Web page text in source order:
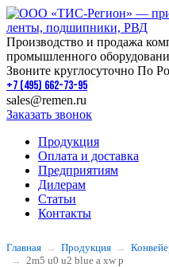
Производство и продажа
промышленного
Звоните круглосуточно По
+7 (495) 662-73-95
sales@remen.ru
Заказать звонок
Продукция
Оплата и доставка
Предприятиям
Дилерам
Статьи
Контакты
Главная Продукция
2m5 u0 u2 blue a xw p